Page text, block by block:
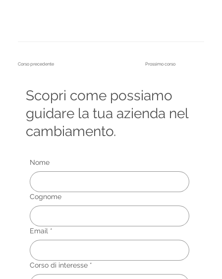
Corso precedente Prossimo corso
Scopri come possiamo
guidare la tua azienda nel
cambiamento.
Nome
Cognome
Email *
Corso di interesse *